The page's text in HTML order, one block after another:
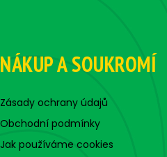
NÁKUP A SOUKROMÍ
Zásady ochrany údajů
Obchodní podmínky
Jak používáme cookies